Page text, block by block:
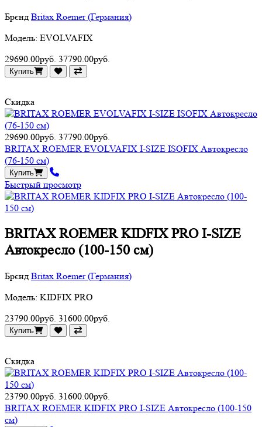
Брєнд Britax Roemer (Германия)
Модель: EVOLVAFIX
29690.00руб. 37790.00руб.
Купить
Скидка
29690.00руб. 37790.00руб.
BRITAX ROEMER EVOLVAFIX I-SIZE ISOFIX Автокресло
(76-150 см)
Купить
Быстрый просмотр
BRITAX ROEMER KIDFIX PRO I-SIZE
Автокресло (100-150 см)
Брєнд Britax Roemer (Германия)
Модель: KIDFIX PRO
23790.00руб. 31600.00руб.
Купить
Скидка
23790.00руб. 31600.00руб.
BRITAX ROEMER KIDFIX PRO I-SIZE Автокресло (100-150
см)